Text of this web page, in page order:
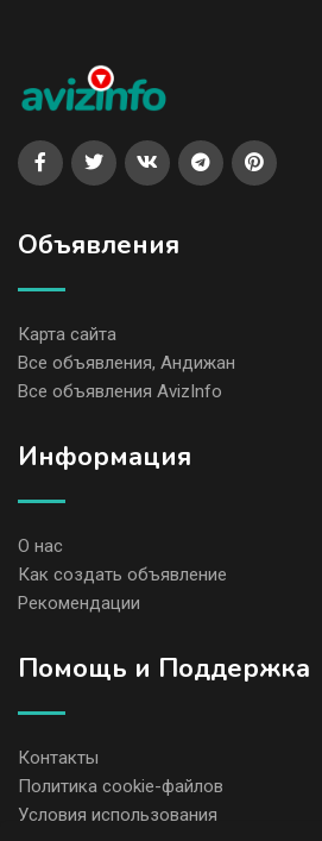
Объявления
Карта сайта
Все объявления, Андижан
Все объявления AvizInfo
Информация
О нас
Как создать объявление
Рекомендации
Помощь и Поддержка
Контакты
Политика cookie-файлов
Условия использования